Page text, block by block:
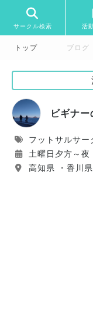
サークル検索 活
トップ ブログ
ビギナ
フットサルサー
土曜日夕方～
高知県 ・香川県